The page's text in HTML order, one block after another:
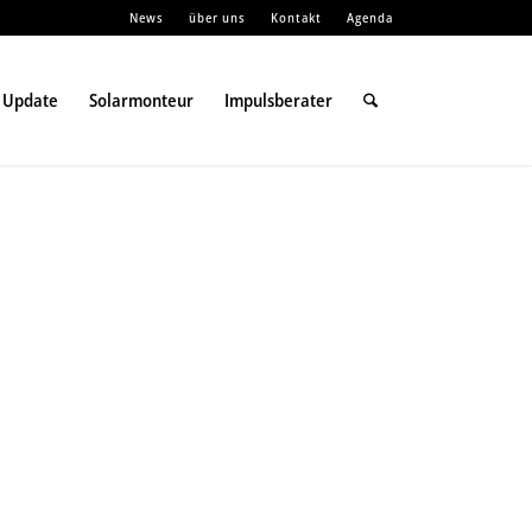
News über uns Kontakt Agenda
Update Solarmonteur Impulsberater